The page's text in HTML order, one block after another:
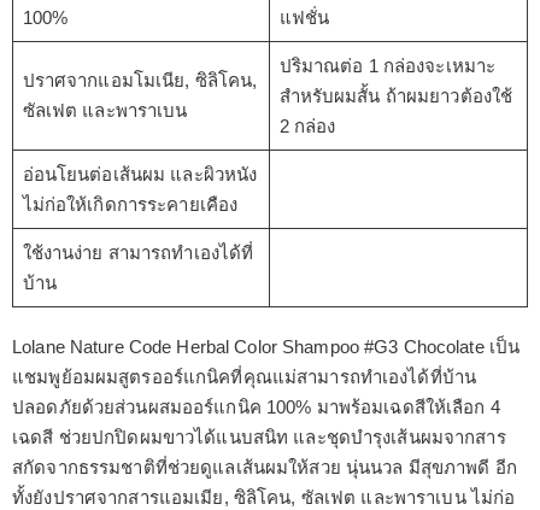
100%
แฟชั่น
ปราศจากแอมโมเนีย, ซิลิโคน,
ซัลเฟต และพาราเบน
ปริมาณต่อ 1 กล่องจะเหมาะ
สำหรับผมสั้น ถ้าผมยาวต้องใช้
2 กล่อง
อ่อนโยนต่อเส้นผม และผิวหนัง
ไม่ก่อให้เกิดการระคายเคือง
ใช้งานง่าย สามารถทำเองได้ที่
บ้าน
Lolane Nature Code Herbal Color Shampoo #G3 Chocolate เป็น
แชมพูย้อมผมสูตรออร์แกนิคที่คุณแม่สามารถทำเองได้ที่บ้าน
ปลอดภัยด้วยส่วนผสมออร์แกนิค 100% มาพร้อมเฉดสีให้เลือก 4
เฉดสี ช่วยปกปิดผมขาวได้แนบสนิท และชุดบำรุงเส้นผมจากสาร
สกัดจากธรรมชาติที่ช่วยดูแลเส้นผมให้สวย นุ่นนวล มีสุขภาพดี อีก
ทั้งยังปราศจากสารแอมเมีย, ซิลิโคน, ซัลเฟต และพาราเบน ไม่ก่อ